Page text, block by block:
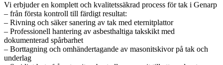
Vi erbjuder en komplett och kvalitetssäkrad process för tak i Genarp
– från första kontroll till färdigt resultat:
– Rivning och säker sanering av tak med eternitplattor
– Professionell hantering av asbesthaltiga takskikt med
dokumenterad spårbarhet
– Borttagning och omhändertagande av masonitskivor på tak och
underlag